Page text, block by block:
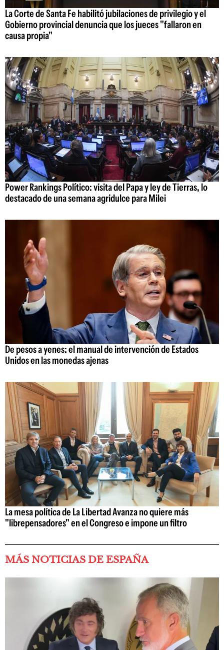
La Corte de Santa Fe habilitó jubilaciones de privilegio y el
Gobierno provincial denuncia que los jueces "fallaron en
causa propia"
Power Rankings Político: visita del Papa y ley de Tierras, lo
destacado de una semana agridulce para Milei
De pesos a yenes: el manual de intervención de Estados
Unidos en las monedas ajenas
La mesa política de La Libertad Avanza no quiere más
"librepensadores" en el Congreso e impone un filtro
MÁS NOTICIAS DE ESPAÑA